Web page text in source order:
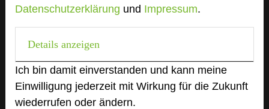
Datenschutzerklärung und Impressum.
Details anzeigen
Ich bin damit einverstanden und kann meine
Einwilligung jederzeit mit Wirkung für die Zukunft
wiederrufen oder ändern.
Impressum zum Hotel
Für die Verwendung der Bilder haben die jeweiligen
eingeräumt und sind dafür verantwortlich.